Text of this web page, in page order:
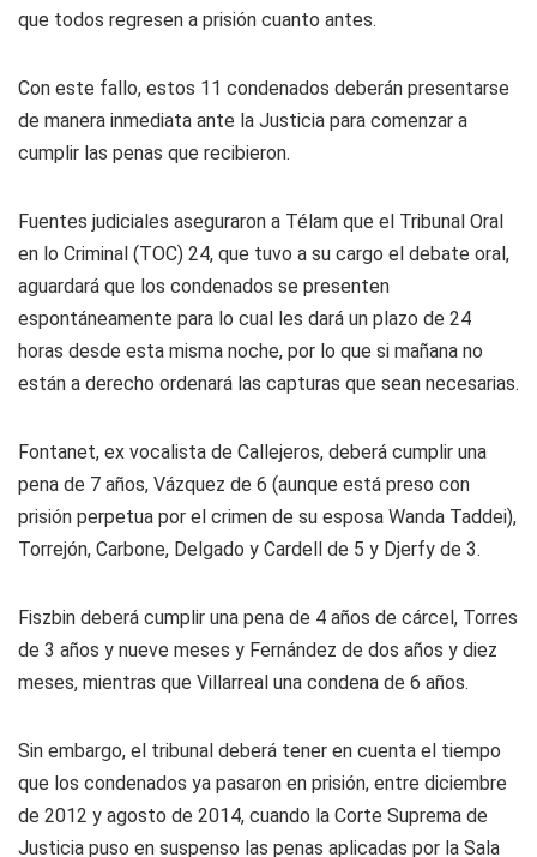
que todos regresen a prisión cuanto antes.
Con este fallo, estos 11 condenados deberán presentarse
de manera inmediata ante la Justicia para comenzar a
cumplir las penas que recibieron.
Fuentes judiciales aseguraron a Télam que el Tribunal Oral
en lo Criminal (TOC) 24, que tuvo a su cargo el debate oral,
aguardará que los condenados se presenten
espontáneamente para lo cual les dará un plazo de 24
horas desde esta misma noche, por lo que si mañana no
están a derecho ordenará las capturas que sean necesarias.
Fontanet, ex vocalista de Callejeros, deberá cumplir una
pena de 7 años, Vázquez de 6 (aunque está preso con
prisión perpetua por el crimen de su esposa Wanda Taddei),
Torrejón, Carbone, Delgado y Cardell de 5 y Djerfy de 3.
Fiszbin deberá cumplir una pena de 4 años de cárcel, Torres
de 3 años y nueve meses y Fernández de dos años y diez
meses, mientras que Villarreal una condena de 6 años.
Sin embargo, el tribunal deberá tener en cuenta el tiempo
que los condenados ya pasaron en prisión, entre diciembre
de 2012 y agosto de 2014, cuando la Corte Suprema de
Justicia puso en suspenso las penas aplicadas por la Sala